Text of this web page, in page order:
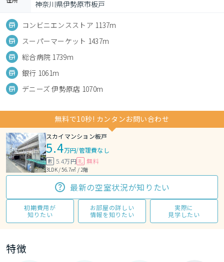
神奈川県伊勢原市板戸
コンビニエンスストア 1137m
スーパーマーケット 1437m
総合病院 1739m
銀行 1061m
デニーズ 伊勢原店 1070m
無料で10秒! カンタンお問い合わせ
スカイマンション板戸
5.4万円/管理費なし
敷 5.4万円 礼 無料
3LDK / 56.7㎡ / 2階
最新の空室状況が知りたい
初期費用が
知りたい
お部屋の詳しい
情報を知りたい
実際に
見学したい
特徴